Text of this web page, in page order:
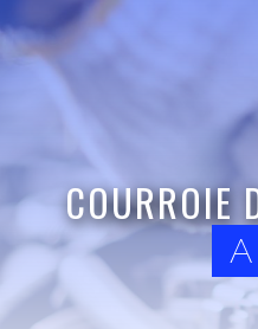
COURROIE